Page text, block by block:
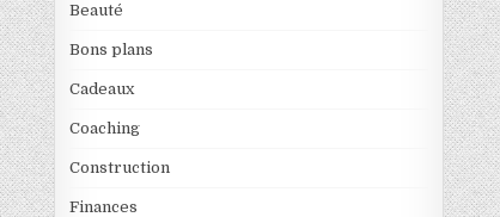
Beauté
Bons plans
Cadeaux
Coaching
Construction
Finances